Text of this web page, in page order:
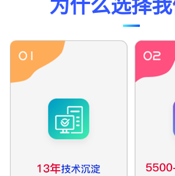
为什么选择我